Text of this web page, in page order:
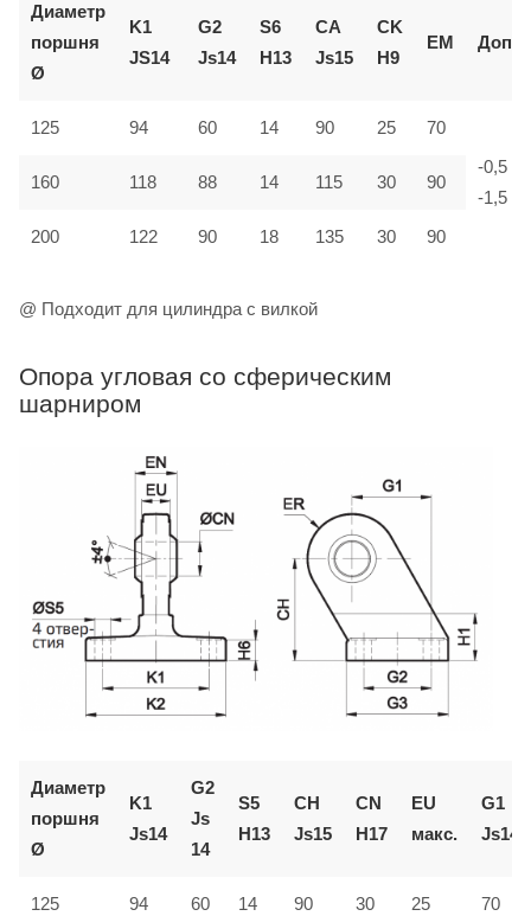
Диаметр
поршня
Ø
K1
JS14
G2
Js14
S6
H13
CA
Js15
CK
H9
EM Доп.
125 94 60 14 90 25 70
-0,5
-1,5
160 118 88 14 115 30 90
200 122 90 18 135 30 90
@ Подходит для цилиндра с вилкой
Опора угловая со сферическим
шарниром
Диаметр
поршня
Ø
K1
Js14
G2
Js
14
S5
H13
CH
Js15
CN
H17
EU
макс.
G1
Js14
125 94 60 14 90 30 25 70